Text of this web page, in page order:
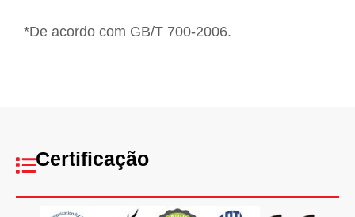
*De acordo com GB/T 700-2006.
Certificação